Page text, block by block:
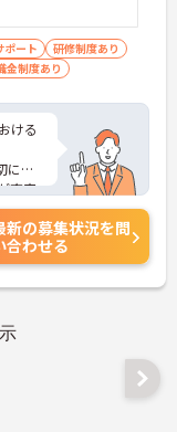
ポート
研修制度あり
金制度あり
ける
にし
充実
心し
さら
さ
新の募集状況を問
合わせる